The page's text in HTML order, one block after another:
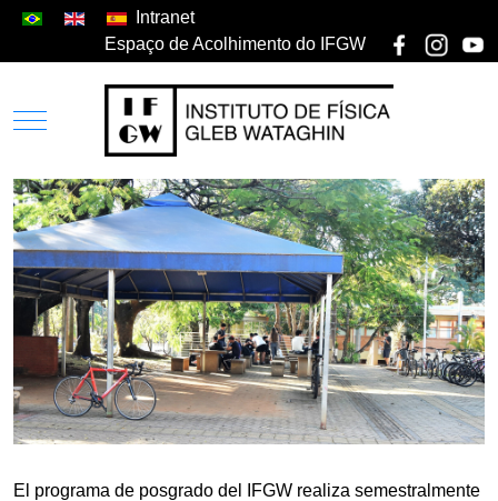
Intranet
Espaço de Acolhimento do IFGW
El programa de posgrado del IFGW realiza semestralmente